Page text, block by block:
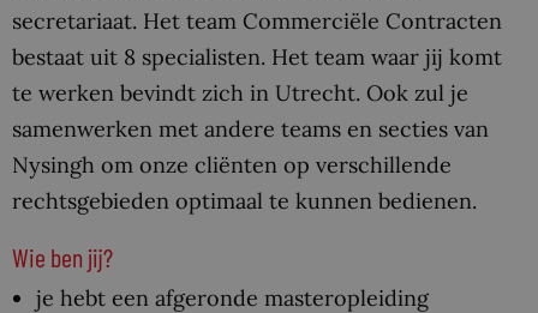
secretariaat. Het team Commerciële Contracten
bestaat uit 8 specialisten. Het team waar jij komt
te werken bevindt zich in Utrecht. Ook zul je
samenwerken met andere teams en secties van
Nysingh om onze cliënten op verschillende
rechtsgebieden optimaal te kunnen bedienen.
Wie ben jij?
je hebt een afgeronde masteropleiding